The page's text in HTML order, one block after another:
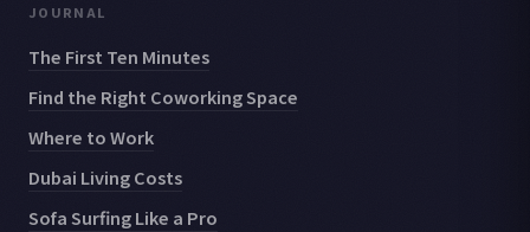
JOURNAL
The First Ten Minutes
Find the Right Coworking Space
Where to Work
Dubai Living Costs
Sofa Surfing Like a Pro